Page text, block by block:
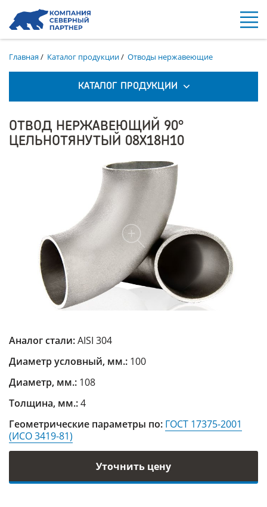
Главная/ Каталог продукции/ Отводы нержавеющие
КАТАЛОГ ПРОДУКЦИИ
ОТВОД НЕРЖАВЕЮЩИЙ 90°
ЦЕЛЬНОТЯНУТЫЙ 08Х18Н10
Аналог стали:AISI 304
Диаметр условный, мм.: 100
Диаметр, мм.: 108
Толщина, мм.:4
Геометрические параметры по: ГОСТ 17375-2001
(ИСО 3419-81)
Уточнить цену